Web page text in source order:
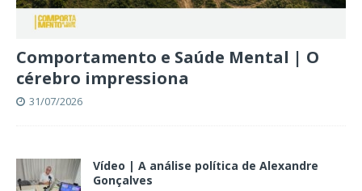
Comportamento e Saúde Mental | O
cérebro impressiona
31/07/2026
Vídeo | A análise política de Alexandre
Gonçalves